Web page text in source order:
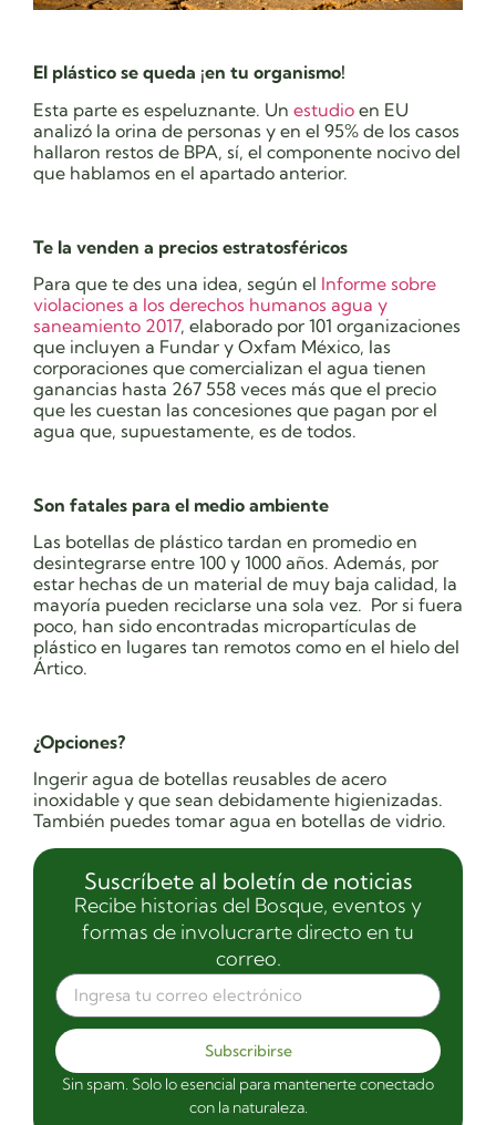
El plástico se queda ¡en tu organismo!
Esta parte es espeluznante. Un estudio en EU
analizó la orina de personas y en el 95% de los casos
hallaron restos de BPA, sí, el componente nocivo del
que hablamos en el apartado anterior.
Te la venden a precios estratosféricos
Para que te des una idea, según el Informe sobre
violaciones a los derechos humanos agua y
saneamiento 2017, elaborado por 101 organizaciones
que incluyen a Fundar y Oxfam México, las
corporaciones que comercializan el agua tienen
ganancias hasta 267 558 veces más que el precio
que les cuestan las concesiones que pagan por el
agua que, supuestamente, es de todos.
Son fatales para el medio ambiente
Las botellas de plástico tardan en promedio en
desintegrarse entre 100 y 1000 años. Además, por
estar hechas de un material de muy baja calidad, la
mayoría pueden reciclarse una sola vez. Por si fuera
poco, han sido encontradas micropartículas de
plástico en lugares tan remotos como en el hielo del
Ártico.
¿Opciones?
Ingerir agua de botellas reusables de acero
inoxidable y que sean debidamente higienizadas.
También puedes tomar agua en botellas de vidrio.
Suscríbete al boletín de noticias
Recibe historias del Bosque, eventos y
formas de involucrarte directo en tu
correo.
Subscribirse
Sin spam. Solo lo esencial para mantenerte conectado
con la naturaleza.